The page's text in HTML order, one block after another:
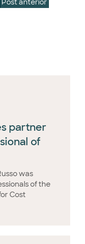
Post anterior
partner
of
was
of the
Cost